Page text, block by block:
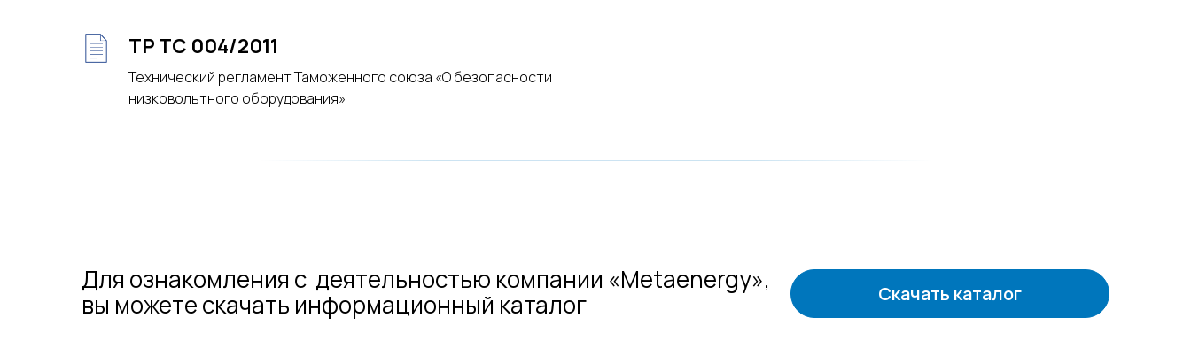
ТР ТС 004/2011
Технический регламент Таможенного союза «О безопасности
низковольтного оборудования»
Для ознакомления с деятельностью компании «Metaenergy»,
вы можете скачать информационный каталог
Скачать каталог